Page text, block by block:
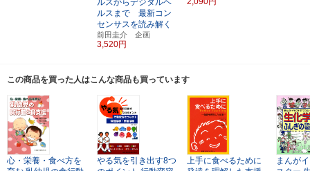
ルスからデジタルヘ
ルスまで 最新コン
センサスを読み解く
前田圭介 企画
3,520円
この商品を買った人はこんな商品も買っています
心・栄養・食べ方を
やる気を引き出す8つ
上手に食べるために
まんが